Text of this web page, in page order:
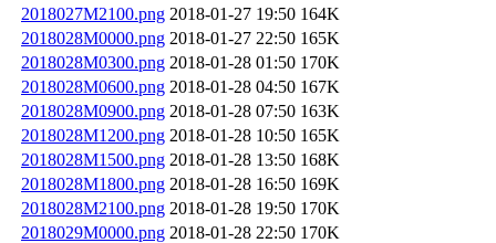
2018027M2100.png 2018-01-27 19:50 164K
2018028M0000.png 2018-01-27 22:50 165K
2018028M0300.png 2018-01-28 01:50 170K
2018028M0600.png 2018-01-28 04:50 167K
2018028M0900.png 2018-01-28 07:50 163K
2018028M1200.png 2018-01-28 10:50 165K
2018028M1500.png 2018-01-28 13:50 168K
2018028M1800.png 2018-01-28 16:50 169K
2018028M2100.png 2018-01-28 19:50 170K
2018029M0000.png 2018-01-28 22:50 170K